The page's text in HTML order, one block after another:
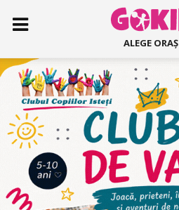
ALEGE ORAȘ